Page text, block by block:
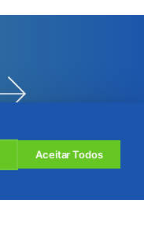
Aceitar Todos